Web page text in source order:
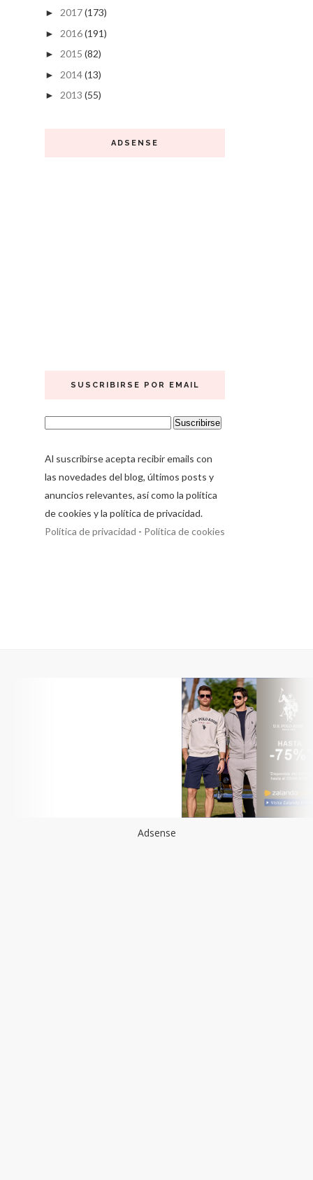
► 2017(173)
► 2016(191)
► 2015 (82)
► 2014(13)
► 2013 (55)
ADSENSE
SUSCRIBIRSE POR EMAIL
Al suscribirse acepta recibir emails con
las novedades del blog, últimos posts y
anuncios relevantes, así como la política
de cookies y la política de privacidad.
Política de privacidad - Política de cookies
Adsense